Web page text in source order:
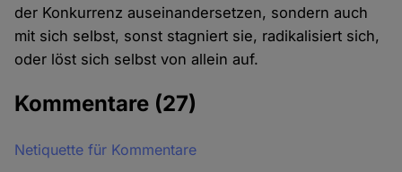
der Konkurrenz auseinandersetzen, sondern auch
mit sich selbst, sonst stagniert sie, radikalisiert sich,
oder löst sich selbst von allein auf.
Kommentare (27)
Netiquette für Kommentare